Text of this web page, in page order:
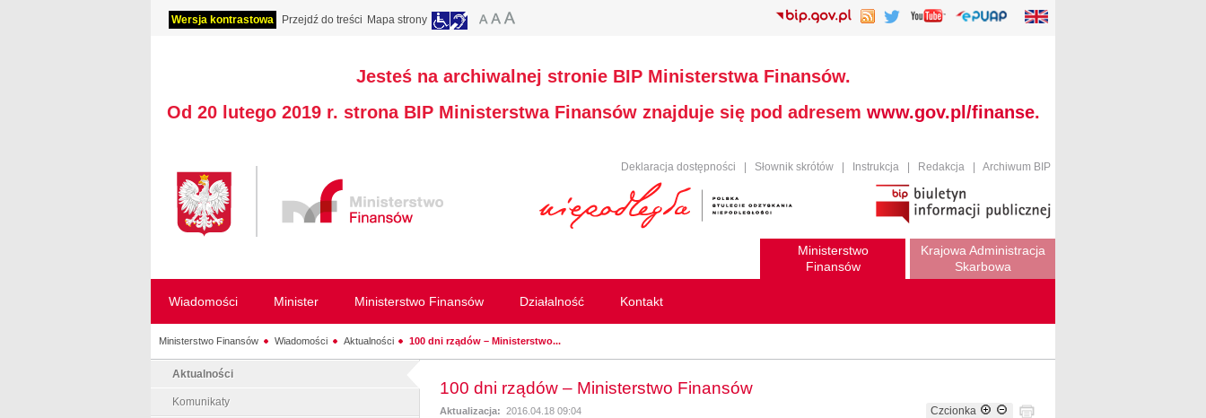
Wersja kontrastowa Przejdź do treści Mapa strony
Jesteś na archiwalnej stronie BIP Ministerstwa Finansów.
Od 20 lutego 2019 r. strona BIP Ministerstwa Finansów znajduje się pod adresem www.gov.pl/finanse.
Deklaracja dostępności Słownik skrótów Instrukcja Redakcja Archiwum BIP
Ministerstwo
Finansów
Krajowa Administracja
Skarbowa
Wiadomości Minister Ministerstwo Finansów Działalność Kontakt
Ministerstwo Finansów Wiadomości Aktualności 100 dni rządów – Ministerstwo...
Aktualności
Komunikaty
100 dni rządów – Ministerstwo Finansów
Aktualizacja: 2016.04.18 09:04 Czcionka